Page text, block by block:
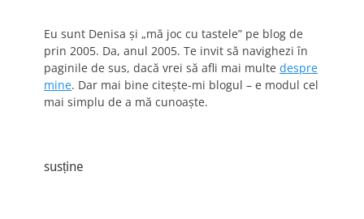
Eu sunt Denisa și „mă joc cu tastele” pe blog de
prin 2005. Da, anul 2005. Te invit să navighezi în
paginile de sus, dacă vrei să afli mai multe despre
mine. Dar mai bine citește-mi blogul – e modul cel
mai simplu de a mă cunoaște.
susține